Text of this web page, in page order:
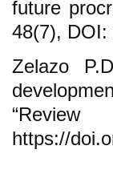
future
48(7), DOI:
Zelazo
https://